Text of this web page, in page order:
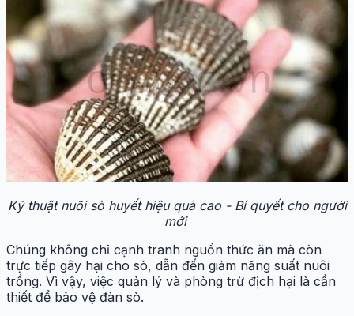
Kỹ thuật nuôi sò huyết hiệu quả cao - Bí quyết cho người
mới
Chúng không chỉ cạnh tranh nguồn thức ăn mà còn
trực tiếp gây hại cho sò, dẫn đến giảm năng suất nuôi
trồng. Vì vậy, việc quản lý và phòng trừ địch hại là cần
thiết để bảo vệ đàn sò.